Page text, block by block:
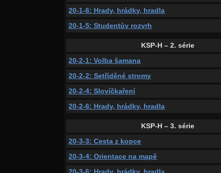
20-1-6: Hrady, hrádky, hradla
20-1-5: Studentův rozvrh
KSP-H – 2. série
20-2-1: Volba šamana
20-2-2: Setříděné stromy
20-2-4: Slovíčkaření
20-2-6: Hrady, hrádky, hradla
KSP-H – 3. série
20-3-3: Cesta z kopce
20-3-4: Orientace na mapě